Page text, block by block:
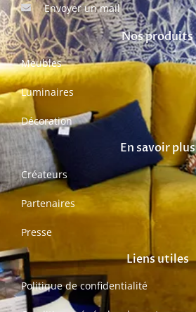
Envoyer un mail
Nos produits
Meubles
Luminaires
Décoration
En savoir plus
Créateurs
Partenaires
Presse
Liens utiles
Politique de confidentialité